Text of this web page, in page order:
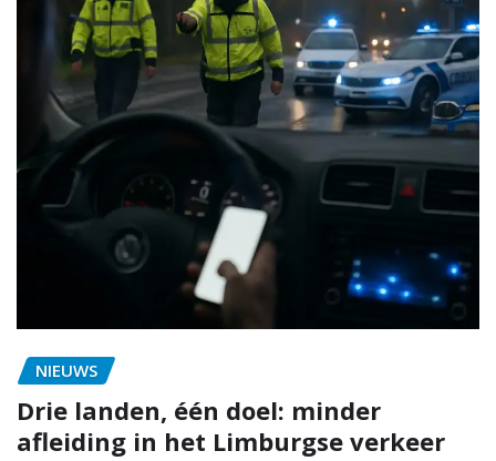
NIEUWS
Drie landen, één doel: minder
afleiding in het Limburgse verkeer